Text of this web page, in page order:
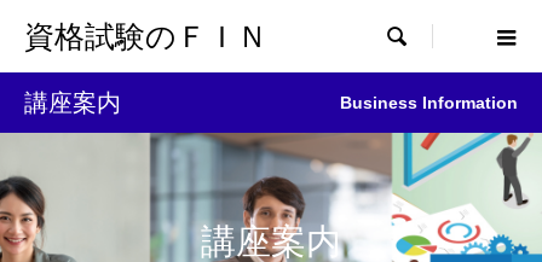
資格試験のＦＩＮ 
講座案内 Business Information
講座案内